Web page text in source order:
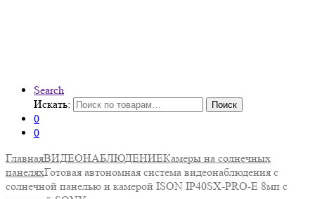
Search
Искать:
Поиск
0
0
ГлавнаяВИДЕОНАБЛЮДЕНИЕКамеры на солнечных
панеляхГотовая автономная система видеонаблюдения с
солнечной панелью и камерой ISON IP40SX-PRO-E 8мп с